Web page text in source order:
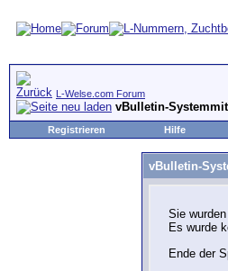
L-Welse.com Forum
vBulletin-
Registrieren Hilfe
vBulletin-
Sie
Es wurde
Ende der